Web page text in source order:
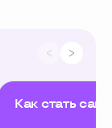
Как стать